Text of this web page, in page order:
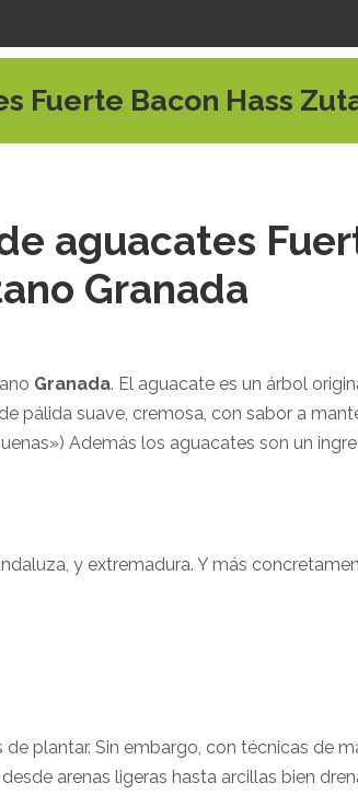
Fuerte Bacon Hass
aguacates
Granada
Granada. El aguacate es un árbol
pálida suave, cremosa, con sabor a
Además los aguacates son un
y extremadura. Y más
plantar. Sin embargo, con técnicas de
arenas ligeras hasta arcillas bien